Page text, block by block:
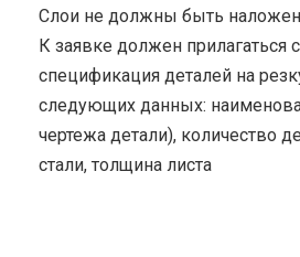
Cлои не должны быть
К заявке должен прилагаться
спецификация деталей на
следующих данных:
чертежа детали), количество
стали, толщина листа